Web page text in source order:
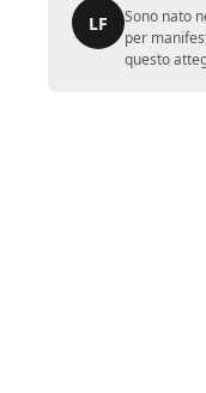
LF
Sono nato
per
questo